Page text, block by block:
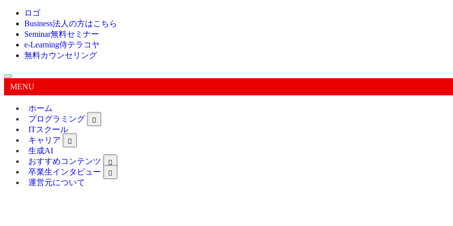
ロゴ
Business法人の方はこちら
Seminar無料セミナー
e-Learning侍テラコヤ
無料カウンセリング
MENU
ホーム
プログラミング
ITスクール
キャリア
生成AI
おすすめコンテンツ
卒業生インタビュー
運営元について